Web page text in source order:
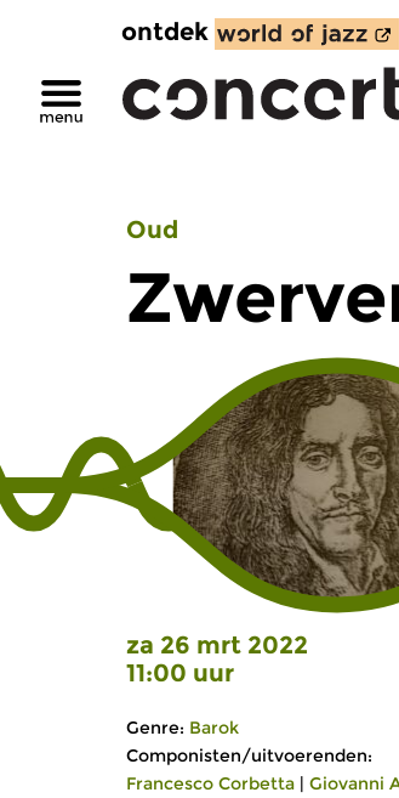
ontdek
Oud
za 26 mrt 2022
11:00 uur
Genre: Barok
Componisten/uitvoerenden:
Francesco Corbetta | Giovanni